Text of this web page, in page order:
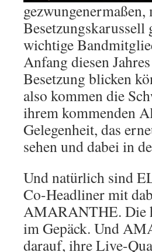
Besetzungskarussell
wichtige
Anfang diesen
Besetzung blicken
also kommen die
ihrem kommenden
Gelegenheit, das
sehen und dabei in
Und natürlich sind
Co-Headliner mit
AMARANTHE. Die
im Gepäck. Und
darauf, ihre Live-